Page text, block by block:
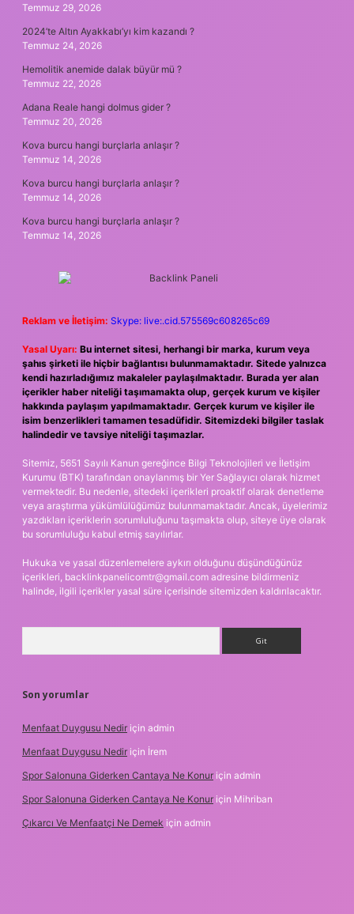
Temmuz 29, 2026
2024’te Altın Ayakkabı’yı kim kazandı ?
Temmuz 24, 2026
Hemolitik anemide dalak büyür mü ?
Temmuz 22, 2026
Adana Reale hangi dolmus gider ?
Temmuz 20, 2026
Kova burcu hangi burçlarla anlaşır ?
Temmuz 14, 2026
Kova burcu hangi burçlarla anlaşır ?
Temmuz 14, 2026
Kova burcu hangi burçlarla anlaşır ?
Temmuz 14, 2026
Reklam ve İletişim: Skype: live:.cid.575569c608265c69
Yasal Uyarı: Bu internet sitesi, herhangi bir marka, kurum veya
şahıs şirketi ile hiçbir bağlantısı bulunmamaktadır. Sitede yalnızca
kendi hazırladığımız makaleler paylaşılmaktadır. Burada yer alan
içerikler haber niteliği taşımamakta olup, gerçek kurum ve kişiler
hakkında paylaşım yapılmamaktadır. Gerçek kurum ve kişiler ile
isim benzerlikleri tamamen tesadüfidir. Sitemizdeki bilgiler taslak
halindedir ve tavsiye niteliği taşımazlar.
Sitemiz, 5651 Sayılı Kanun gereğince Bilgi Teknolojileri ve İletişim
Kurumu (BTK) tarafından onaylanmış bir Yer Sağlayıcı olarak hizmet
vermektedir. Bu nedenle, sitedeki içerikleri proaktif olarak denetleme
veya araştırma yükümlülüğümüz bulunmamaktadır. Ancak, üyelerimiz
yazdıkları içeriklerin sorumluluğunu taşımakta olup, siteye üye olarak
bu sorumluluğu kabul etmiş sayılırlar.
Hukuka ve yasal düzenlemelere aykırı olduğunu düşündüğünüz
içerikleri, backlinkpanelicomtr@gmail.com adresine bildirmeniz
halinde, ilgili içerikler yasal süre içerisinde sitemizden kaldırılacaktır.
Son yorumlar
Menfaat Duygusu Nedir için admin
Menfaat Duygusu Nedir için İrem
Spor Salonuna Giderken Cantaya Ne Konur için admin
Spor Salonuna Giderken Cantaya Ne Konur için Mihriban
Çıkarcı Ve Menfaatçi Ne Demek için admin